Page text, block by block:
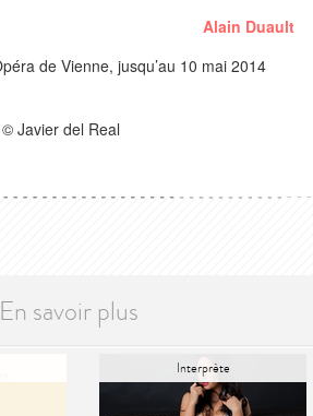
Alain Duault
de Vienne, jusqu’au 10 mai 2014
Javier del Real
En savoir plus
Interprète